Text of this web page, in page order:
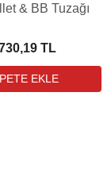
& BB Tuzağı
TL